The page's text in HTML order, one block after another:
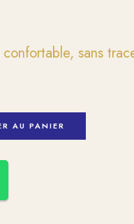
sans
AU PANIER